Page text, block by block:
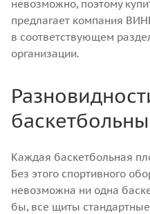
невозможно, поэтому
предлагает компания
в соответствующем
организации.
Каждая баскетбольная
Без этого спортивного
невозможна ни одна
бы, все щиты